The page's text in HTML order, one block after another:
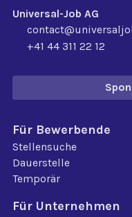
Universal-Job AG
+41 44 311 22 12
Für Bewerbende
Stellensuche
Dauerstelle
Temporär
Für Unternehmen